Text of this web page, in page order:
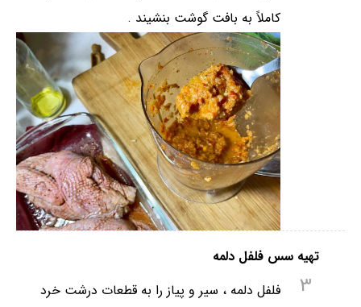
کاملاً به بافت گوشت بنشیند .
تهیه سس فلفل دلمه
3
فلفل دلمه ، سیر و پیاز را به قطعات درشت خرد